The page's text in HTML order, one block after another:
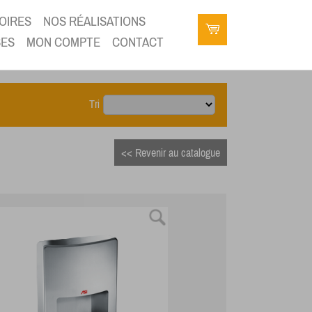
NOS RÉALISATIONS
MON COMPTE CONTACT
Tri
<< Revenir au catalogue